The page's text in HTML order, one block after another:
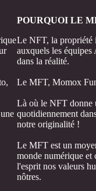
POURQUOI LE
Le NFT, la propriété
auxquels les
dans la réalité.
Le MFT, Momox
Là où le NFT donne
quotidiennement
notre originalité !
Le MFT est un
monde numérique et
l'esprit nos valeurs
nôtres.